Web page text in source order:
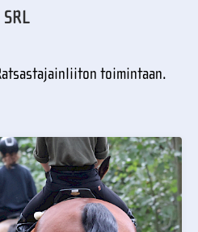
SRL
toimintaan.